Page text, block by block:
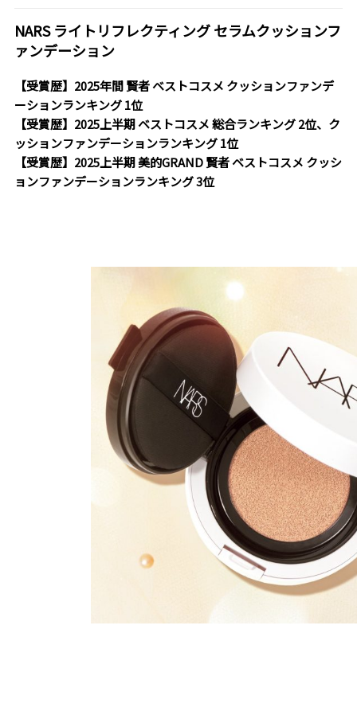
NARS ライトリフレクティング セラムクッションフ
ァンデーション
【受賞歴】2025年間 賢者 ベストコスメ クッションファンデ
ーションランキング 1位
【受賞歴】2025上半期 ベストコスメ 総合ランキング 2位、ク
ッションファンデーションランキング 1位
【受賞歴】2025上半期 美的GRAND 賢者 ベストコスメ クッシ
ョンファンデーションランキング 3位